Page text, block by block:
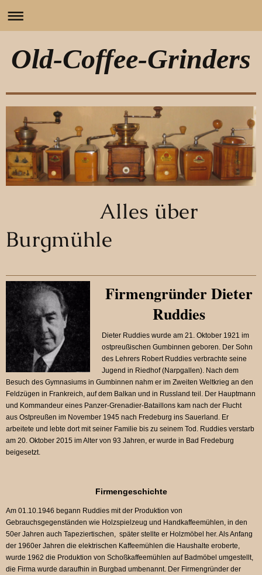
Old-Coffee-Grinders
Alles über
Burgmühle
Firmengründer Dieter
Ruddies
Dieter Ruddies wurde am 21. Oktober 1921 im
ostpreußischen Gumbinnen geboren. Der Sohn
des Lehrers Robert Ruddies verbrachte seine
Jugend in Riedhof (Narpgallen). Nach dem
Besuch des Gymnasiums in Gumbinnen nahm er im Zweiten Weltkrieg an den
Feldzügen in Frankreich, auf dem Balkan und in Russland teil. Der Hauptmann
und Kommandeur eines Panzer-Grenadier-Bataillons kam nach der Flucht
aus Ostpreußen im November 1945 nach Fredeburg ins Sauerland. Er
arbeitete und lebte dort mit seiner Familie bis zu seinem Tod. Ruddies verstarb
am 20. Oktober 2015 im Alter von 93 Jahren, er wurde in Bad Fredeburg
beigesetzt.
Firmengeschichte
Am 01.10.1946 begann Ruddies mit der Produktion von
Gebrauchsgegenständen wie Holzspielzeug und Handkaffeemühlen, in den
50er Jahren auch Tapeziertischen, später stellte er Holzmöbel her. Als Anfang
der 1960er Jahren die elektrischen Kaffeemühlen die Haushalte eroberte,
wurde 1962 die Produktion von Schoßkaffeemühlen auf Badmöbel umgestellt,
die Firma wurde daraufhin in Burgbad umbenannt. Der Firmengründer der